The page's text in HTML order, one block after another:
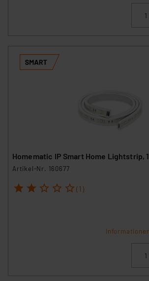
Homematic IP Smart Home Lightstrip, 1
Artikel-Nr. 160677
1 2 3 4 5 (1)